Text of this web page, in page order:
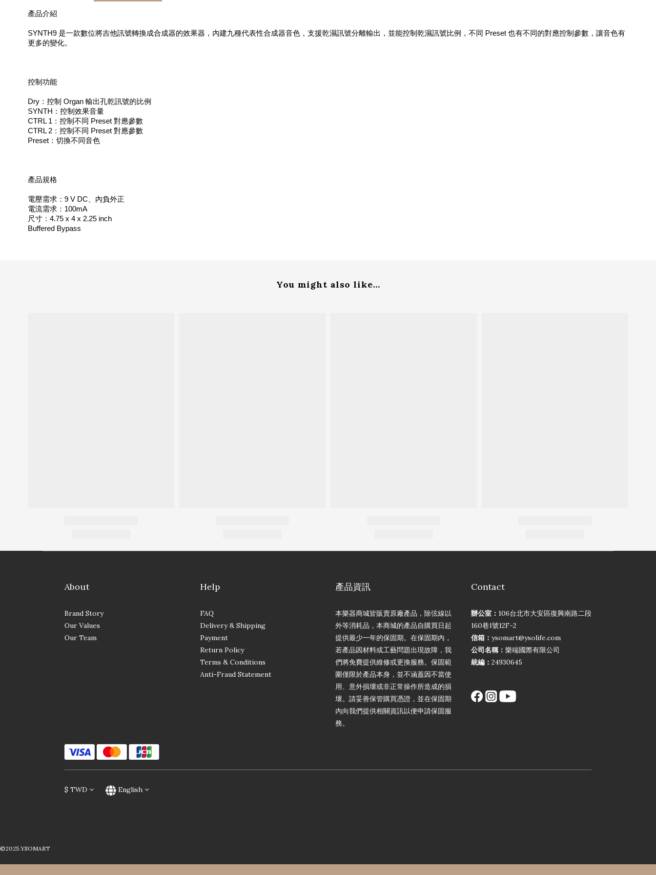
產品介紹
SYNTH9 是一款數位將吉他訊號轉換成合成器的效果器，內建九種代表性合成器音色，支援乾濕訊號分離輸出，並能控制乾濕訊號比例，不同 Preset 也有不同的對應控制參數，讓音色有
更多的變化。
控制功能
Dry：控制 Organ 輸出孔乾訊號的比例
SYNTH：控制效果音量
CTRL 1：控制不同 Preset 對應參數
CTRL 2：控制不同 Preset 對應參數
Preset：切換不同音色
產品規格
電壓需求：9 V DC、內負外正
電流需求：100mA
尺寸：4.75 x 4 x 2.25 inch
Buffered Bypass
You might also like...
About
Brand Story
Our Values
Our Team
Help
FAQ
Delivery & Shipping
Payment
Return Policy
Terms & Conditions
Anti-Fraud Statement
產品資訊
本樂器商城皆販賣原廠產品，除弦線以
外等消耗品，本商城的產品自購買日起
提供最少一年的保固期。在保固期內，
若產品因材料或工藝問題出現故障，我
們將免費提供維修或更換服務。保固範
圍僅限於產品本身，並不涵蓋因不當使
用、意外損壞或非正常操作所造成的損
壞。請妥善保管購買憑證，並在保固期
內向我們提供相關資訊以便申請保固服
務。
Contact
辦公室： 106台北市大安區復興南路二段
160巷1號12F-2
信箱： ysomart@ysolife.com
公司名稱： 樂端國際有限公司
統編： 24930645
$ TWD English
©2025.YSOMART